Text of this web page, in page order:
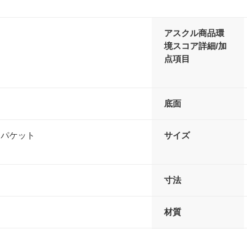
アスクル商品環
境スコア詳細/加
点項目
底面
ケット サイズ
寸法
材質